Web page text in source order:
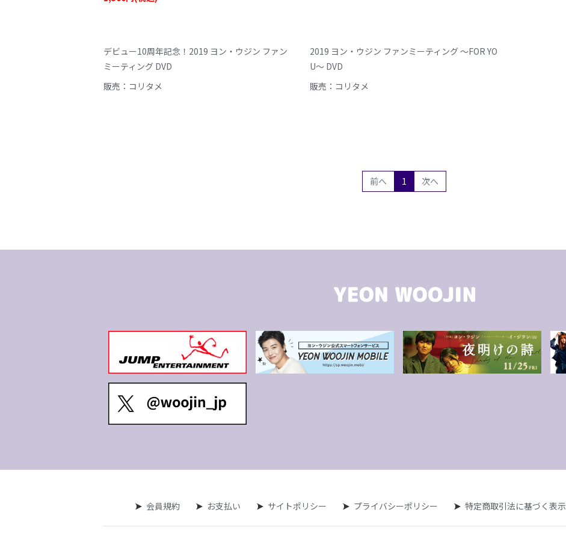
デビュー10周年記念！2019 ヨン・ウジン ファン
ミーティング DVD
販売：コリタメ
2019 ヨン・ウジン ファンミーティング ～FOR YO
U～ DVD
販売：コリタメ
前へ 1 (current)
次へ
会員規約 お支払い サイトポリシー プライバシーポリシー 特定商取引法に基づく表示